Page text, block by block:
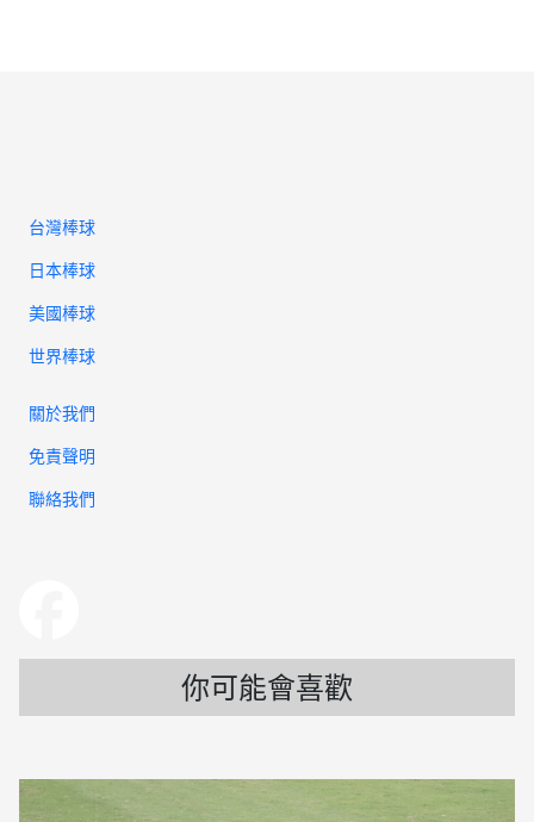
台灣棒球
日本棒球
美國棒球
世界棒球
關於我們
免責聲明
聯絡我們
你可能會喜歡